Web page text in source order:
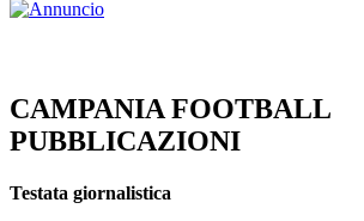
CAMPANIA FOOTBALL
PUBBLICAZIONI
Testata giornalistica